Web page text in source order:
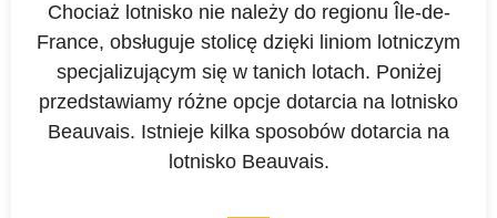
Chociaż lotnisko nie należy do regionu Île-de-
France, obsługuje stolicę dzięki liniom lotniczym
specjalizującym się w tanich lotach. Poniżej
przedstawiamy różne opcje dotarcia na lotnisko
Beauvais. Istnieje kilka sposobów dotarcia na
lotnisko Beauvais.